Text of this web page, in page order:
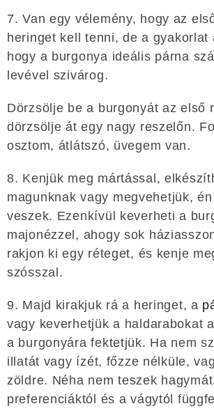
7. Van egy vélemény, hogy az
heringet kell tenni, de a gyakorlat
hogy a burgonya ideális párna
levével szivárog.
Dörzsölje be a burgonyát az első
dörzsölje át egy nagy reszelőn.
osztom, átlátszó, üvegem van.
8. Kenjük meg mártással,
magunknak vagy megvehetjük,
veszek. Ezenkívül keverheti a
majonézzel, ahogy sok
rakjon ki egy réteget, és kenje
szósszal.
9. Majd kirakjuk rá a heringet, a
vagy keverhetjük a haldarabokat
a burgonyára fektetjük. Ha nem
illatát vagy ízét, főzze nélküle,
zöldre. Néha nem teszek
preferenciáktól és a vágytól